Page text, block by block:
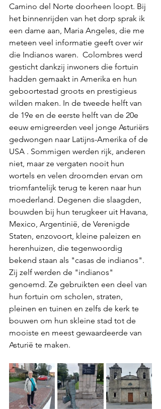
Camino del Norte doorheen loopt. Bij
het binnenrijden van het dorp sprak ik
een dame aan, Maria Angeles, die me
meteen veel informatie geeft over wir
die Indianos waren.  Colombres werd
gesticht dankzij inwoners die fortuin
hadden gemaakt in Amerika en hun
geboortestad groots en prestigieus
wilden maken. In de tweede helft van
de 19e en de eerste helft van de 20e
eeuw emigreerden veel jonge Asturiërs
gedwongen naar Latijns-Amerika of de
USA . Sommigen werden rijk, anderen
niet, maar ze vergaten nooit hun
wortels en velen droomden ervan om
triomfantelijk terug te keren naar hun
moederland. Degenen die slaagden,
bouwden bij hun terugkeer uit Havana,
Mexico, Argentinië, de Verenigde
Staten, enzovoort, kleine paleizen en
herenhuizen, die tegenwoordig
bekend staan als "casas de indianos".
Zij zelf werden de "indianos"
genoemd. Ze gebruikten een deel van
hun fortuin om scholen, straten,
pleinen en tuinen en zelfs de kerk te
bouwen om hun skleine stad tot de
mooiste en meest gewaardeerde van
Asturië te maken.